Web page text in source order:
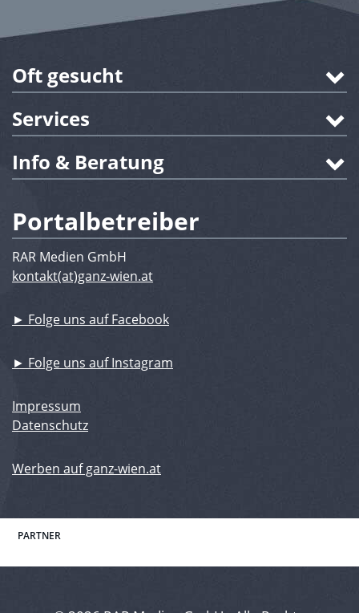
Oft gesucht
Services
Info & Beratung
Portalbetreiber
RAR Medien GmbH
kontakt(at)ganz-wien.at
► Folge uns auf Facebook
► Folge uns auf Instagram
Impressum
Datenschutz
Werben auf ganz-wien.at
PARTNER